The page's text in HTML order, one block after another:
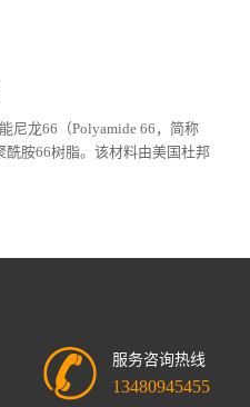
尼龙66（Polyamide 66，简称
酰胺66树脂。该材料由美国杜邦
服务咨询热线
13480945455